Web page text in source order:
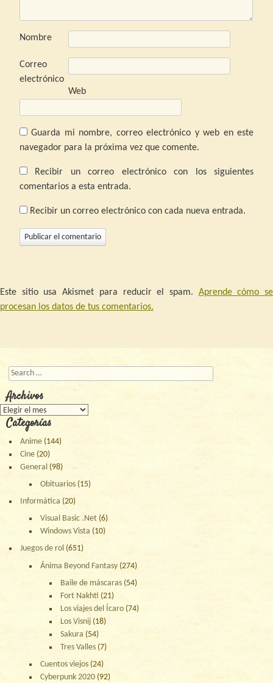
Nombre
Correo
electrónico
Web
Guarda mi nombre, correo electrónico y web en este
navegador para la próxima vez que comente.
Recibir un correo electrónico con los siguientes
comentarios a esta entrada.
Recibir un correo electrónico con cada nueva entrada.
Este sitio usa Akismet para reducir el spam. Aprende cómo se
procesan los datos de tus comentarios.
Buscar
Archivos
Archivos
Categorías
Anime (144)
Cine (20)
General (98)
Obituarios (15)
Informática (20)
Visual Basic .Net (6)
Windows Vista (10)
Juegos de rol (651)
Ánima Beyond Fantasy (274)
Baile de máscaras (54)
Fort Nakhti (21)
Los viajes del Ícaro (74)
Los Visnij (18)
Sakura (54)
Tres Valles (7)
Cuentos viejos (24)
Cyberpunk 2020 (92)